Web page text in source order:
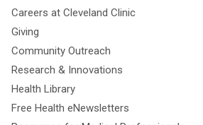
Careers at Cleveland Clinic
Giving
Community Outreach
Research & Innovations
Health Library
Free Health eNewsletters